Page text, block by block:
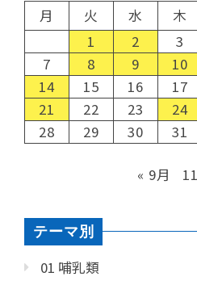
月
火 水 木
1
2 3
7
8 9 10
14
15 16 17
21
22 23 24
28
29 30 31
« 9月
テーマ別
01 哺乳類